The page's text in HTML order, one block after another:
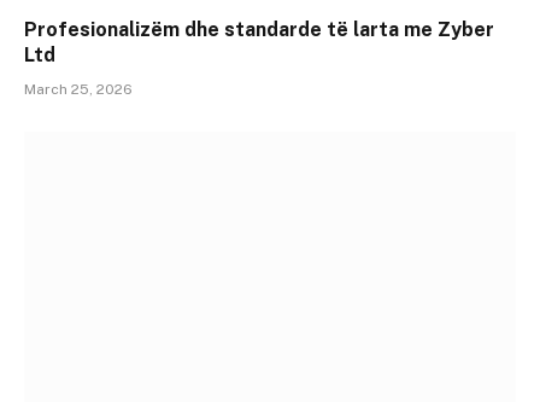
Profesionalizëm dhe standarde të larta me Zyber
Ltd
March 25, 2026